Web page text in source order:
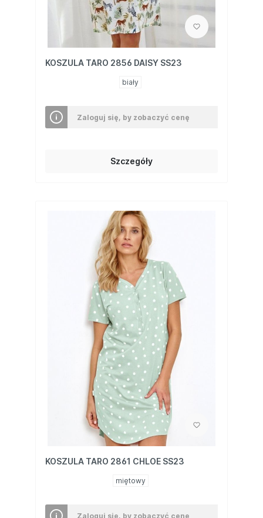
KOSZULA TARO 2856 DAISY SS23
biały
Zaloguj się, by zobaczyć cenę
Szczegóły
KOSZULA TARO 2861 CHLOE SS23
miętowy
Zaloguj się, by zobaczyć cenę